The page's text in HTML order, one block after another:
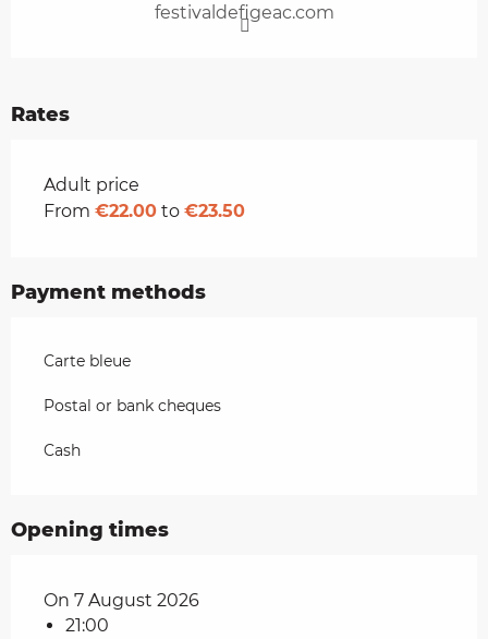
festivaldefigeac.com
Rates
Rates 2026
Adult price
From €22.00 to €23.50
Payment methods
Carte bleue
Postal or bank cheques
Cash
Opening times
On 7 August 2026
21:00